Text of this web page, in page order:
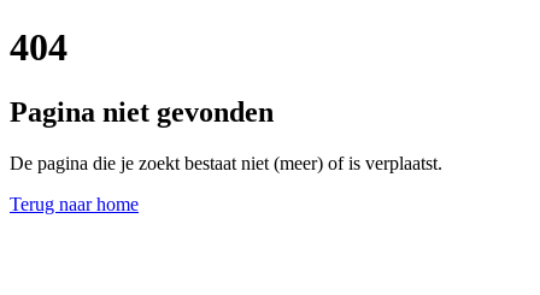
404
Pagina niet gevonden
De pagina die je zoekt bestaat niet (meer) of is verplaatst.
Terug naar home